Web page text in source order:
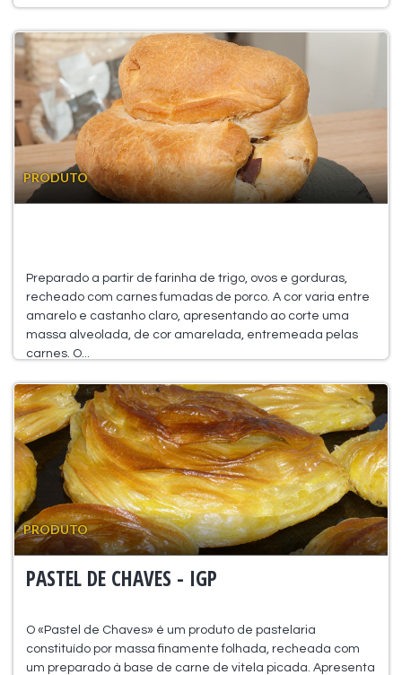
PRODUTO
Preparado a partir de farinha de trigo, ovos e gorduras,
recheado com carnes fumadas de porco. A cor varia entre
amarelo e castanho claro, apresentando ao corte uma
massa alveolada, de cor amarelada, entremeada pelas
carnes. O...
PRODUTO
PASTEL DE CHAVES - IGP
O «Pastel de Chaves» é um produto de pastelaria
constituído por massa finamente folhada, recheada com
um preparado à base de carne de vitela picada. Apresenta